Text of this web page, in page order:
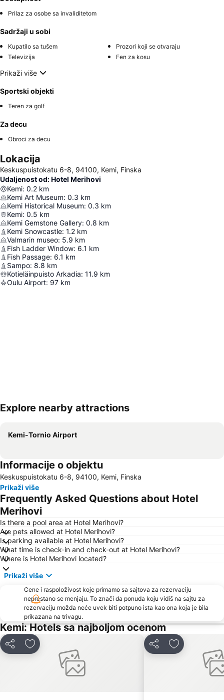
Prilaz za osobe sa invaliditetom
Sadržaji u sobi
Kupatilo sa tušem
Prozori koji se otvaraju
Televizija
Fen za kosu
Prikaži više
Sportski objekti
Teren za golf
Za decu
Obroci za decu
Lokacija
Keskuspuistokatu 6-8, 94100, Kemi, Finska
Udaljenost od: Hotel Merihovi
Kemi: 0.2 km
Kemi Art Museum: 0.3 km
Kemi Historical Museum: 0.3 km
Kemi: 0.5 km
Kemi Gemstone Gallery: 0.8 km
Kemi Snowcastle: 1.2 km
Valmarin museo: 5.9 km
Fish Ladder Window: 6.1 km
Fish Passage: 6.1 km
Sampo: 8.8 km
Kotieläinpuisto Arkadia: 11.9 km
Oulu Airport: 97 km
Explore nearby attractions
Kemi-Tornio Airport
Informacije o objektu
Keskuspuistokatu 6-8, 94100, Kemi, Finska
Prikaži više
Frequently Asked Questions about Hotel
Merihovi
Is there a pool area at Hotel Merihovi?
Are pets allowed at Hotel Merihovi?
Is parking available at Hotel Merihovi?
What time is check-in and check-out at Hotel Merihovi?
Where is Hotel Merihovi located?
Prikaži više
Cene i raspoloživost koje primamo sa sajtova za rezervaciju
neprestano se menjaju. To znači da ponuda koju vidiš na sajtu za
rezervaciju možda neće uvek biti potpuno ista kao ona koja je bila
prikazana na trivagu.
Kemi: Hotels sa najboljom ocenom
Deli Dodati u favorite Deli Dodati u